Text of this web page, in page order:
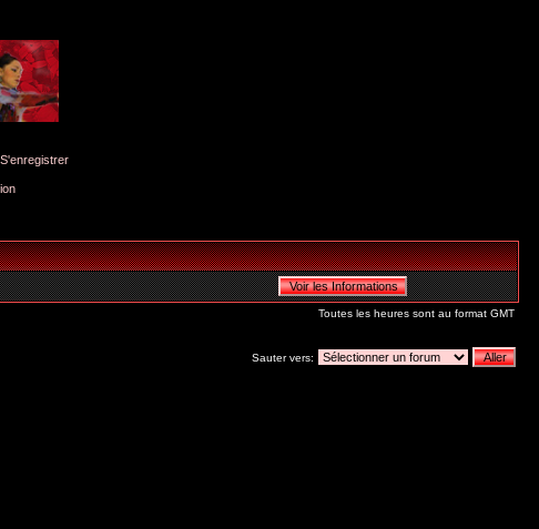
S'enregistrer
Toutes les heures sont au format GMT
Sauter vers: